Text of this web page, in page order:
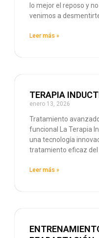
lo mejor el reposo y
venimos a
Leer más »
TERAPIA
enero 13, 2026
Tratamiento
funcional La Terapia
una tecnología
tratamiento eficaz del
Leer más »